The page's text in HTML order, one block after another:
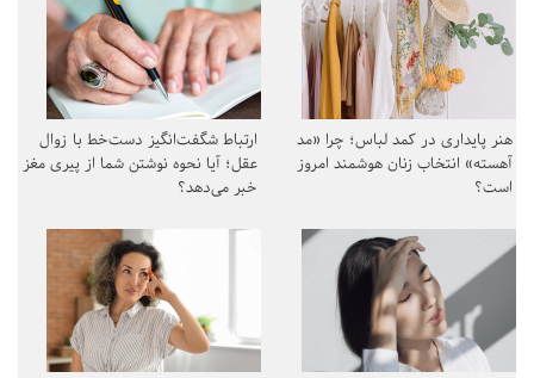
هنر پایداری در کمد لباس؛ چرا «مد
آهسته» انتخاب زنان هوشمند امروز
است؟
ارتباط شگفت‌انگیز دست‌خط با زوال
عقل؛ آیا نحوه نوشتن شما از پیری مغز
خبر می‌دهد؟